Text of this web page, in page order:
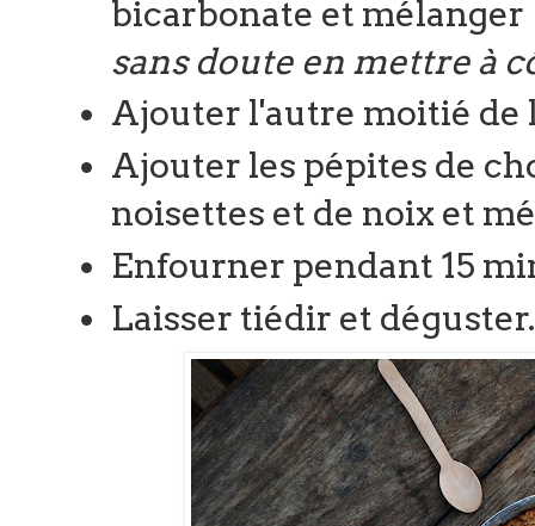
bicarbonate et mélanger
sans doute en mettre à
Ajouter l'autre moitié de
Ajouter les pépites de
noisettes et de noix et
Enfourner pendant 15
Laisser tiédir et déguster.